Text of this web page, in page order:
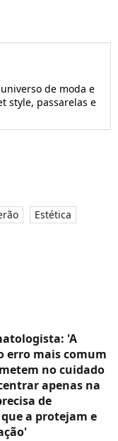
de moda e
style, passarelas e
Estética
'A
erro mais comum
no cuidado
apenas na
de
a protejam e